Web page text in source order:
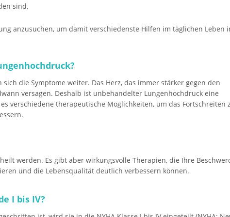
sind.
anzusuchen, um damit verschiedenste Hilfen im täglichen Leben
die Symptome weiter. Das Herz, das immer stärker gegen den
versagen. Deshalb ist unbehandelter Lungenhochdruck eine
verschiedene therapeutische Möglichkeiten, um das Fortschreiten
werden. Es gibt aber wirkungsvolle Therapien, die Ihre
und die Lebensqualität deutlich verbessern können.
I bis IV?